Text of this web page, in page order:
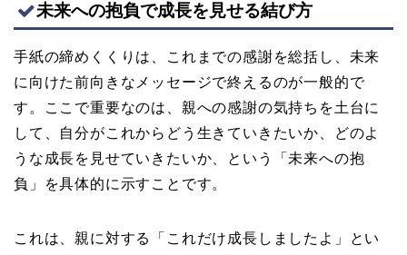
未来への抱負で成長を見せる結び方
手紙の締めくくりは、これまでの感謝を総括し、未来
に向けた前向きなメッセージで終えるのが一般的で
す。ここで重要なのは、親への感謝の気持ちを土台に
して、自分がこれからどう生きていきたいか、どのよ
うな成長を見せていきたいか、という「未来への抱
負」を具体的に示すことです。
これは、親に対する「これだけ成長しましたよ」とい